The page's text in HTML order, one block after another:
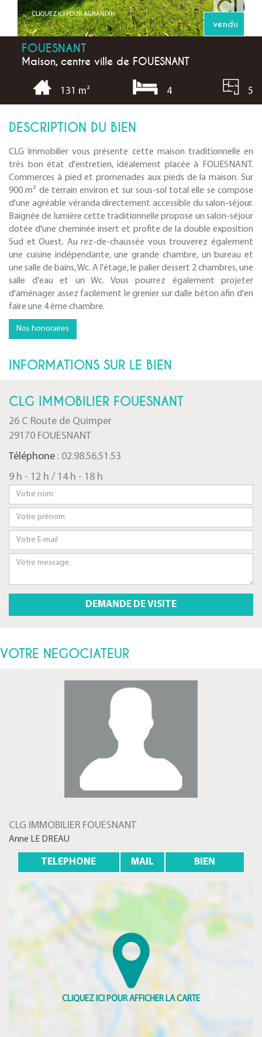
CLIQUEZ ICI POUR AGRANDIR
vendu
FOUESNANT
Maison, centre ville de FOUESNANT
131 m² 4 5
DESCRIPTION DU BIEN
CLG Immobilier vous présente cette maison traditionnelle en
très bon état d'entretien, idéalement placée à FOUESNANT.
Commerces à pied et promenades aux pieds de la maison. Sur
900 m² de terrain environ et sur sous-sol total elle se compose
d'une agréable véranda directement accessible du salon-séjour.
Baignée de lumière cette traditionnelle propose un salon-séjour
dotée d'une cheminée insert et profite de la double exposition
Sud et Ouest. Au rez-de-chaussée vous trouverez également
une cuisine indépendante, une grande chambre, un bureau et
une salle de bains, Wc. A l'étage, le palier dessert 2 chambres, une
salle d'eau et un Wc. Vous pourrez également projeter
d'aménager assez facilement le grenier sur dalle béton afin d'en
faire une 4 ème chambre.
Nos honoraires
INFORMATIONS SUR LE BIEN
CLG IMMOBILIER FOUESNANT
26 C Route de Quimper
29170 FOUESNANT
Téléphone : 02.98.56.51.53
9 h - 12 h / 14 h - 18 h
VOTRE NEGOCIATEUR
CLG IMMOBILIER FOUESNANT
Anne LE DREAU
TELEPHONE MAIL BIEN